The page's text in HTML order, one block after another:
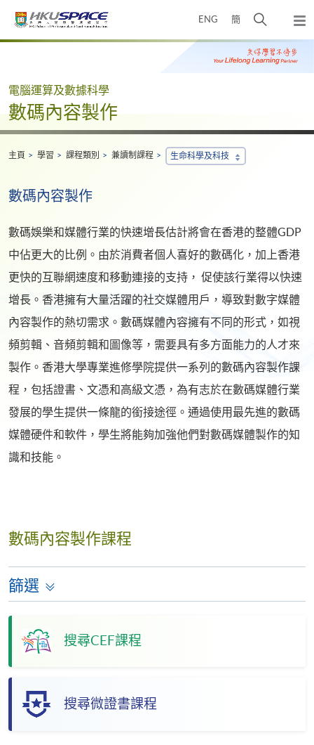
ENG 簡
開
搜
尋
彈
出
主
Main
電腦運算及數據科學
數碼內容製作
主頁 學習 課程類別 兼讀制課程 生命科學及科技
數碼內容製作
數碼娛樂和媒體行業的快速增長估計將會在香港的整體GDP
中佔更大的比例。由於消費者個人喜好的數碼化，加上香港
更快的互聯網速度和移動連接的支持， 促使該行業得以快速
增長。香港擁有大量活躍的社交媒體用戶，導致對數字媒體
內容製作的熱切需求。數碼媒體內容擁有不同的形式，如視
頻剪輯、音頻剪輯和圖像等，需要具有多方面能力的人才來
製作。香港大學專業進修學院提供一系列的數碼內容製作課
程，包括證書、文憑和高級文憑，為有志於在數碼媒體行業
發展的學生提供一條龍的銜接途徑。通過使用最先進的數碼
媒體硬件和軟件，學生將能夠加強他們對數碼媒體製作的知
識和技能。
數碼內容製作課程
篩選
搜尋CEF課程
搜尋微證書課程